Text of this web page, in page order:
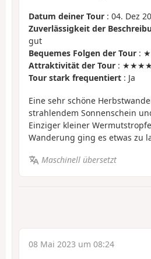
Datum deiner Tour : 04. Dez
Zuverlässigkeit der
gut
Bequemes Folgen der Tour :
Attraktivität der Tour :
Tour stark frequentiert : Ja
Eine sehr schöne
strahlendem Sonnenschein
Einziger kleiner
Wanderung ging es etwas zu
Maschinell übersetzt
08 Mai 2023 um 08:24